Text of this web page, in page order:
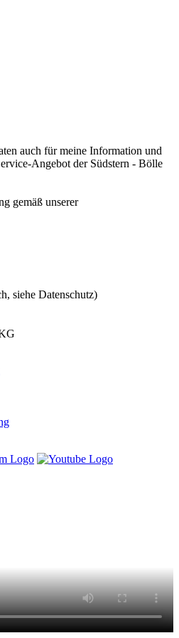
auch für meine Information und
Angebot der Südstern - Bölle
gemäß unserer
siehe Datenschutz)